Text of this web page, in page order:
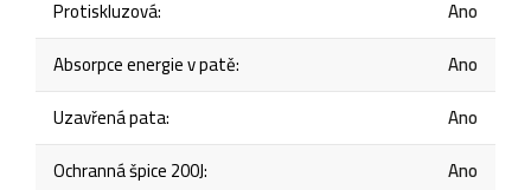
Protiskluzová:
Ano
Absorpce energie v patě:
Ano
Uzavřená pata:
Ano
Ochranná špice 200J:
Ano